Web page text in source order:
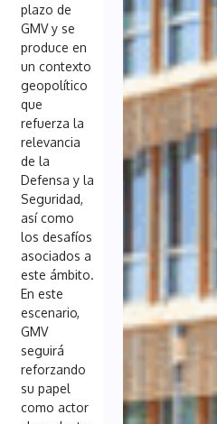
plazo de
GMV y se
produce en
un contexto
geopolítico
que
refuerza la
relevancia
de la
Defensa y la
Seguridad,
así como
los desafíos
asociados a
este ámbito.
En este
escenario,
GMV
seguirá
reforzando
su papel
como actor